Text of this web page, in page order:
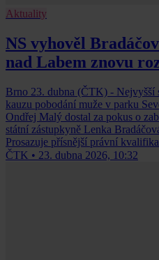
Aktuality
NS vyhověl
nad Labem znovu
Brno 23. dubna (ČTK) -
kauzu pobodání muže v parku
Ondřej Malý dostal za pokus o
státní zástupkyně Lenka
Prosazuje přísnější právní
ČTK • 23. dubna 2026, 10:32